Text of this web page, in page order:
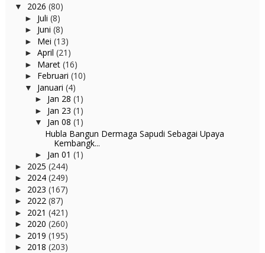
▼ 2026 (80)
► Juli (8)
► Juni (8)
► Mei (13)
► April (21)
► Maret (16)
► Februari (10)
▼ Januari (4)
► Jan 28 (1)
► Jan 23 (1)
▼ Jan 08 (1)
Hubla Bangun Dermaga Sapudi Sebagai Upaya
Kembangk...
► Jan 01 (1)
► 2025 (244)
► 2024 (249)
► 2023 (167)
► 2022 (87)
► 2021 (421)
► 2020 (260)
► 2019 (195)
► 2018 (203)